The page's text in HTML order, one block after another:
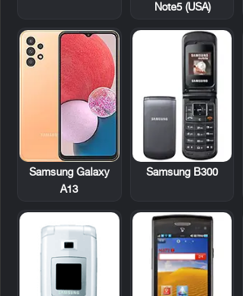
Note5 (USA)
Samsung B300
Samsung Galaxy
A13